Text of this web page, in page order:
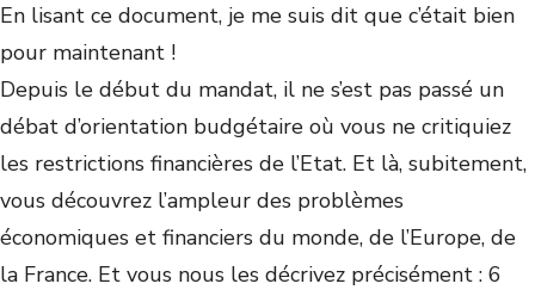
En lisant ce document, je me suis dit que c’était bien
pour maintenant !
Depuis le début du mandat, il ne s’est pas passé un
débat d’orientation budgétaire où vous ne critiquiez
les restrictions financières de l’Etat. Et là, subitement,
vous découvrez l’ampleur des problèmes
économiques et financiers du monde, de l’Europe, de
la France. Et vous nous les décrivez précisément : 6